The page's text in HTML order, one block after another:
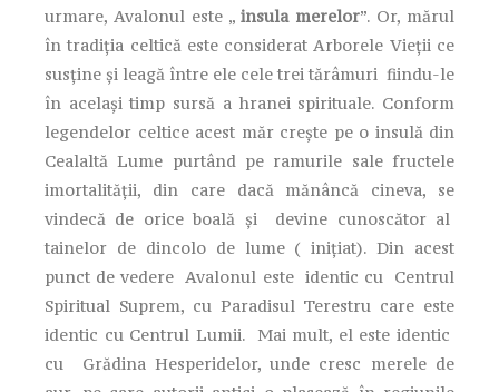
urmare, Avalonul este „insula merelor”. Or, mărul
în tradiţia celtică este considerat Arborele Vieţii ce
susţine şi leagă între ele cele trei tărâmuri fiindu-le
în acelaşi timp sursă a hranei spirituale. Conform
legendelor celtice acest măr creşte pe o insulă din
Cealaltă Lume purtând pe ramurile sale fructele
imortalităţii, din care dacă mănâncă cineva, se
vindecă de orice boală şi devine cunoscător al
tainelor de dincolo de lume ( iniţiat). Din acest
punct de vedere Avalonul este identic cu Centrul
Spiritual Suprem, cu Paradisul Terestru care este
identic cu Centrul Lumii. Mai mult, el este identic
cu Grădina Hesperidelor, unde cresc merele de